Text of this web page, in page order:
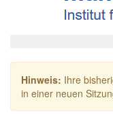
Hinweis: Ihre
in einer neuen